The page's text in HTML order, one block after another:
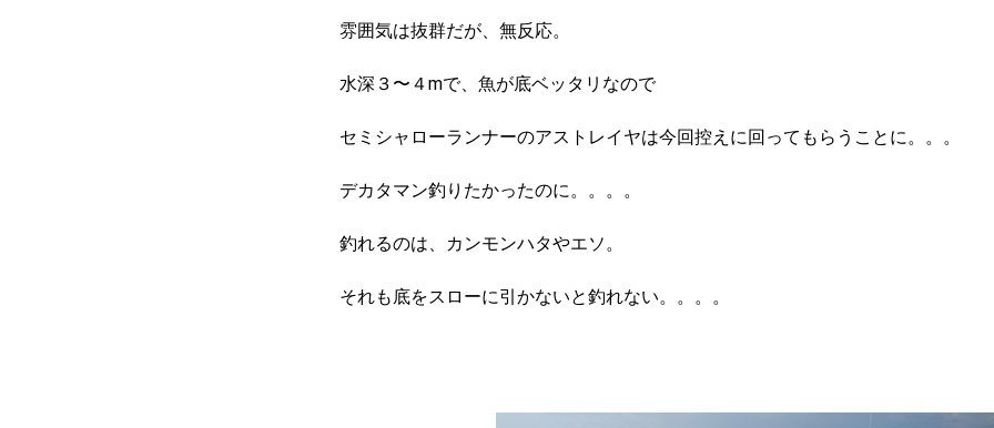
雰囲気は抜群だが、無反応。
水深３〜４mで、魚が底ベッタリなので
セミシャローランナーのアストレイヤは今回控えに回ってもらうことに。。。
デカタマン釣りたかったのに。。。。
釣れるのは、カンモンハタやエソ。
それも底をスローに引かないと釣れない。。。。